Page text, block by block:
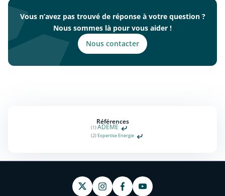
Vous n’avez pas trouvé de réponse à votre question ?
Nous sommes là pour vous aider !
Nous contacter
Références
(1)ADEME
(2)Expertise Energie